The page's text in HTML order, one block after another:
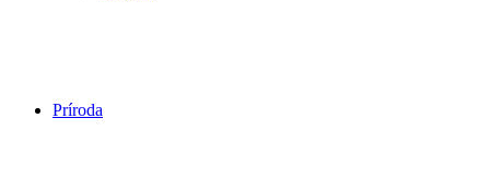
Príroda